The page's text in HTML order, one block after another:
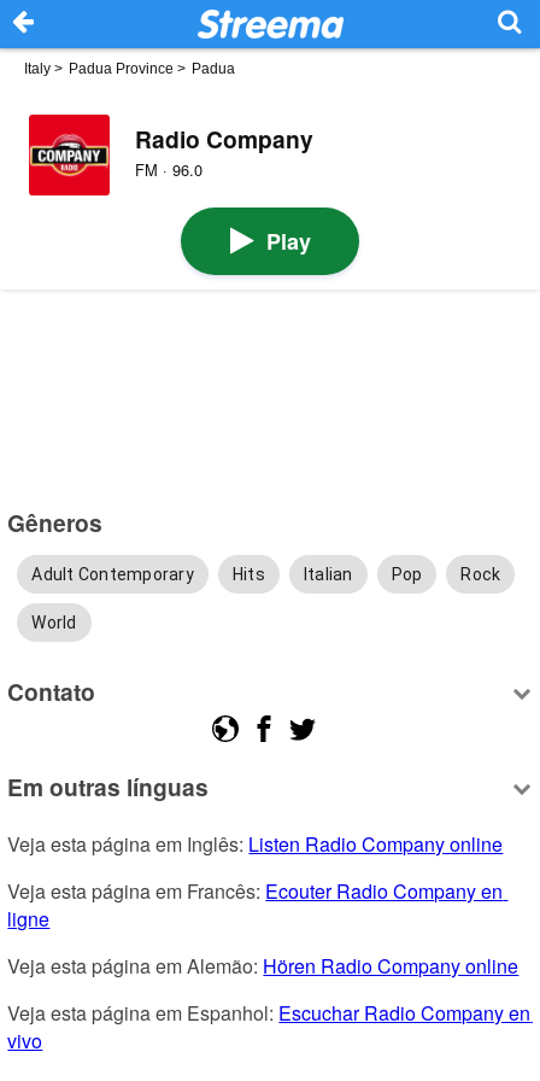
Italy > Padua Province > Padua
Radio Company
FM · 96.0
Play
Gêneros
Adult Contemporary Hits Italian Pop Rock
World
Contato
Em outras línguas
Veja esta página em Inglês: Listen Radio Company online
Veja esta página em Francês: Ecouter Radio Company en
ligne
Veja esta página em Alemão: Hören Radio Company online
Veja esta página em Espanhol: Escuchar Radio Company en
vivo